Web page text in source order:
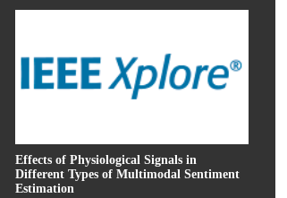
Effects of Physiological Signals in
Different Types of Multimodal Sentiment
Estimation